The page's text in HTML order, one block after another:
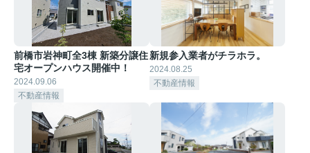
前橋市岩神町全3棟 新築分譲住
宅オープンハウス開催中！
2024.09.06
不動産情報
新規参入業者がチラホラ。
2024.08.25
不動産情報